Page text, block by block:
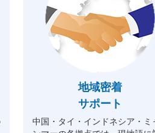
地域密着
サポート
中国・タイ・インドネシア・ミ